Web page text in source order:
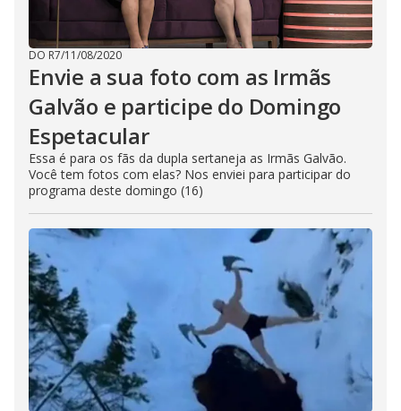
DO R7/11/08/2020
Envie a sua foto com as Irmãs
Galvão e participe do Domingo
Espetacular
Essa é para os fãs da dupla sertaneja as Irmãs Galvão.
Você tem fotos com elas? Nos enviei para participar do
programa deste domingo (16)